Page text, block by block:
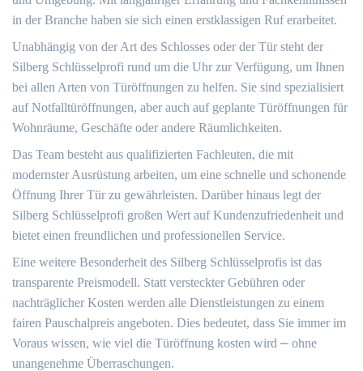
in der Branche haben sie sich einen erstklassigen Ruf erarbeitet.​
Unabhängig von der Art des Schlosses oder der Tür steht der
Silberg Schlüsselprofi rund um die Uhr zur Verfügung, um Ihnen
bei allen Arten von Türöffnungen zu helfen.​ Sie sind spezialisiert
auf Notfalltüröffnungen, aber auch auf geplante Türöffnungen für
Wohnräume, Geschäfte oder andere Räumlichkeiten.​
Das Team besteht aus qualifizierten Fachleuten, die mit
modernster Ausrüstung arbeiten, um eine schnelle und schonende
Öffnung Ihrer Tür zu gewährleisten.​ Darüber hinaus legt der
Silberg Schlüsselprofi großen Wert auf Kundenzufriedenheit und
bietet einen freundlichen und professionellen Service.​
Eine weitere Besonderheit des Silberg Schlüsselprofis ist das
transparente Preismodell.​ Statt versteckter Gebühren oder
nachträglicher Kosten werden alle Dienstleistungen zu einem
fairen Pauschalpreis angeboten.​ Dies bedeutet, dass Sie immer im
Voraus wissen, wie viel die Türöffnung kosten wird ⎼ ohne
unangenehme Überraschungen.​